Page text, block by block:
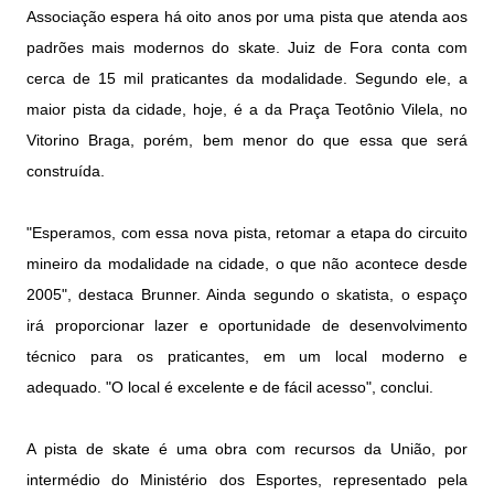
Associação espera há oito anos por uma pista que atenda aos
padrões mais modernos do skate. Juiz de Fora conta com
cerca de 15 mil praticantes da modalidade. Segundo ele, a
maior pista da cidade, hoje, é a da Praça Teotônio Vilela, no
Vitorino Braga, porém, bem menor do que essa que será
construída.
"Esperamos, com essa nova pista, retomar a etapa do circuito
mineiro da modalidade na cidade, o que não acontece desde
2005", destaca Brunner. Ainda segundo o skatista, o espaço
irá proporcionar lazer e oportunidade de desenvolvimento
técnico para os praticantes, em um local moderno e
adequado. "O local é excelente e de fácil acesso", conclui.
A pista de skate é uma obra com recursos da União, por
intermédio do Ministério dos Esportes, representado pela